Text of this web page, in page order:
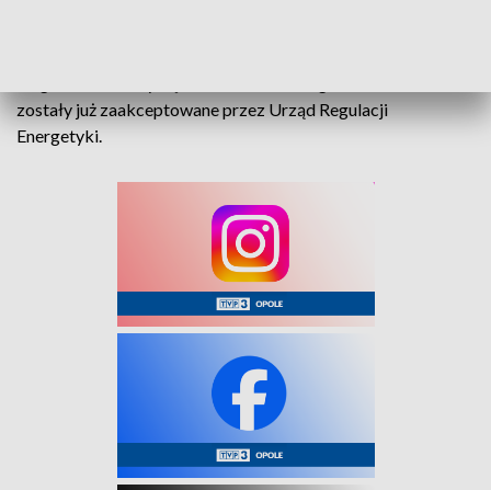
zostały już zaakceptowane przez Urząd Regulacji
Energetyki.